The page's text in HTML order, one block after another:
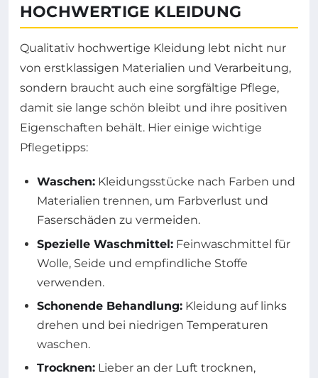
HOCHWERTIGE KLEIDUNG
Qualitativ hochwertige Kleidung lebt nicht nur
von erstklassigen Materialien und Verarbeitung,
sondern braucht auch eine sorgfältige Pflege,
damit sie lange schön bleibt und ihre positiven
Eigenschaften behält. Hier einige wichtige
Pflegetipps:
Waschen: Kleidungsstücke nach Farben und
Materialien trennen, um Farbverlust und
Faserschäden zu vermeiden.
Spezielle Waschmittel: Feinwaschmittel für
Wolle, Seide und empfindliche Stoffe
verwenden.
Schonende Behandlung: Kleidung auf links
drehen und bei niedrigen Temperaturen
waschen.
Trocknen: Lieber an der Luft trocknen,